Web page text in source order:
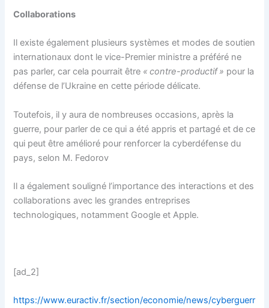
Collaborations
Il existe également plusieurs systèmes et modes de soutien
internationaux dont le vice-Premier ministre a préféré ne
pas parler, car cela pourrait être « contre-productif » pour la
défense de l’Ukraine en cette période délicate.
Toutefois, il y aura de nombreuses occasions, après la
guerre, pour parler de ce qui a été appris et partagé et de ce
qui peut être amélioré pour renforcer la cyberdéfense du
pays, selon M. Fedorov
Il a également souligné l’importance des interactions et des
collaborations avec les grandes entreprises
technologiques, notamment Google et Apple.
[ad_2]
https://www.euractiv.fr/section/economie/news/cyberguerr